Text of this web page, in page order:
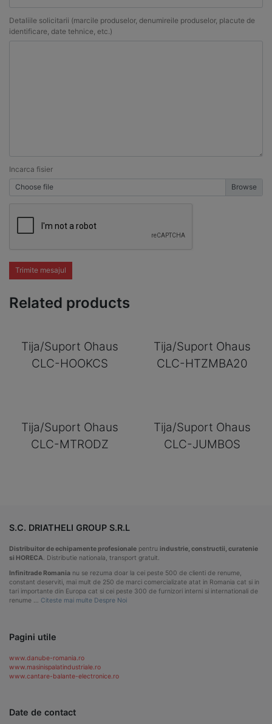
Detaliile solicitarii (marcile produselor, denumireile produselor, placute de
identificare, date tehnice, etc.)
Incarca fisier
Choose file
Trimite mesajul
Related products
Tija/Suport Ohaus
CLC-HOOKCS
Tija/Suport Ohaus
CLC-HTZMBA20
Tija/Suport Ohaus
CLC-MTRODZ
Tija/Suport Ohaus
CLC-JUMBOS
S.C. DRIATHELI GROUP S.R.L
Distribuitor de echipamente profesionale pentru industrie, constructii, curatenie
si HORECA. Distributie nationala, transport gratuit.
Infinitrade Romania nu se rezuma doar la cei peste 500 de clienti de renume,
constant deserviti, mai mult de 250 de marci comercializate atat in Romania cat si in
tari importante din Europa cat si cei peste 300 de furnizori interni si internationali de
renume … Citeste mai multe Despre Noi
Pagini utile
www.danube-romania.ro
www.masinispalatindustriale.ro
www.cantare-balante-electronice.ro
Date de contact